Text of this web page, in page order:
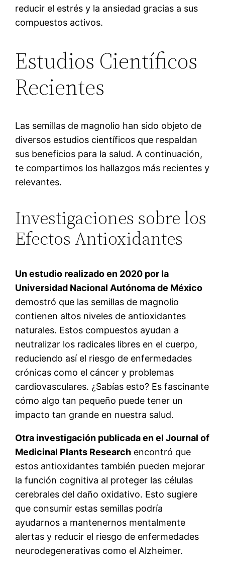
reducir el estrés y la ansiedad gracias a sus
compuestos activos.
Estudios Científicos
Recientes
Las semillas de magnolio han sido objeto de
diversos estudios científicos que respaldan
sus beneficios para la salud. A continuación,
te compartimos los hallazgos más recientes y
relevantes.
Investigaciones sobre los
Efectos Antioxidantes
Un estudio realizado en 2020 por la
Universidad Nacional Autónoma de México
demostró que las semillas de magnolio
contienen altos niveles de antioxidantes
naturales. Estos compuestos ayudan a
neutralizar los radicales libres en el cuerpo,
reduciendo así el riesgo de enfermedades
crónicas como el cáncer y problemas
cardiovasculares. ¿Sabías esto? Es fascinante
cómo algo tan pequeño puede tener un
impacto tan grande en nuestra salud.
Otra investigación publicada en el Journal of
Medicinal Plants Research encontró que
estos antioxidantes también pueden mejorar
la función cognitiva al proteger las células
cerebrales del daño oxidativo. Esto sugiere
que consumir estas semillas podría
ayudarnos a mantenernos mentalmente
alertas y reducir el riesgo de enfermedades
neurodegenerativas como el Alzheimer.